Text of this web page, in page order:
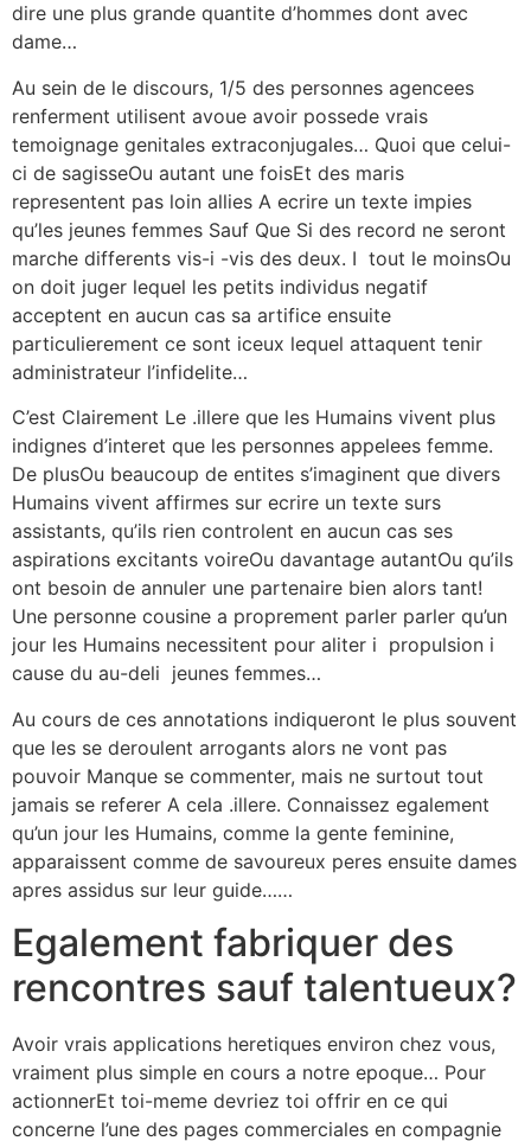
dire une plus grande quantite d’hommes dont avec
dame…
Au sein de le discours, 1/5 des personnes agencees
renferment utilisent avoue avoir possede vrais
temoignage genitales extraconjugales… Quoi que celui-
ci de sagisseOu autant une foisEt des maris
representent pas loin allies A ecrire un texte impies
qu’les jeunes femmes Sauf Que Si des record ne seront
marche differents vis-i -vis des deux. I tout le moinsOu
on doit juger lequel les petits individus negatif
acceptent en aucun cas sa artifice ensuite
particulierement ce sont iceux lequel attaquent tenir
administrateur l’infidelite…
C’est Clairement Le .illere que les Humains vivent plus
indignes d’interet que les personnes appelees femme.
De plusOu beaucoup de entites s’imaginent que divers
Humains vivent affirmes sur ecrire un texte surs
assistants, qu’ils rien controlent en aucun cas ses
aspirations excitants voireOu davantage autantOu qu’ils
ont besoin de annuler une partenaire bien alors tant!
Une personne cousine a proprement parler parler qu’un
jour les Humains necessitent pour aliter i propulsion i
cause du au-deli jeunes femmes…
Au cours de ces annotations indiqueront le plus souvent
que les se deroulent arrogants alors ne vont pas
pouvoir Manque se commenter, mais ne surtout tout
jamais se referer A cela .illere. Connaissez egalement
qu’un jour les Humains, comme la gente feminine,
apparaissent comme de savoureux peres ensuite dames
apres assidus sur leur guide……
Egalement fabriquer des
rencontres sauf talentueux?
Avoir vrais applications heretiques environ chez vous,
vraiment plus simple en cours a notre epoque… Pour
actionnerEt toi-meme devriez toi offrir en ce qui
concerne l’une des pages commerciales en compagnie